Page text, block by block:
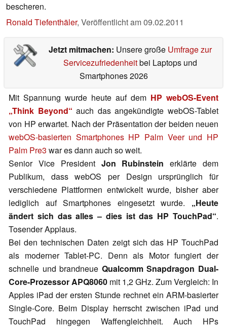
bescheren.
Ronald Tiefenthäler, Veröffentlicht am09.02.2011
Jetzt mitmachen: Unsere große Umfrage zur
Servicezufriedenheitbei Laptops und
Smartphones 2026
Mit Spannung wurde heute auf dem HP webOS-Event
„Think Beyond“ auch das angekündigte webOS-Tablet
von HP erwartet. Nach der Präsentation der beiden neuen
webOS-basierten Smartphones HP Palm Veer und HP
Palm Pre3 war es dann auch so weit.
Senior Vice President Jon Rubinstein erklärte dem
Publikum, dass webOS per Design ursprünglich für
verschiedene Plattformen entwickelt wurde, bisher aber
lediglich auf Smartphones eingesetzt wurde. „Heute
ändert sich das alles – dies ist das HP TouchPad“.
Tosender Applaus.
Bei den technischen Daten zeigt sich das HP TouchPad
als moderner Tablet-PC. Denn als Motor fungiert der
schnelle und brandneue Qualcomm Snapdragon Dual-
Core-Prozessor APQ8060 mit 1,2 GHz. Zum Vergleich: In
Apples iPad der ersten Stunde rechnet ein ARM-basierter
Single-Core. Beim Display herrscht zwischen iPad und
TouchPad hingegen Waffengleichheit. Auch HPs